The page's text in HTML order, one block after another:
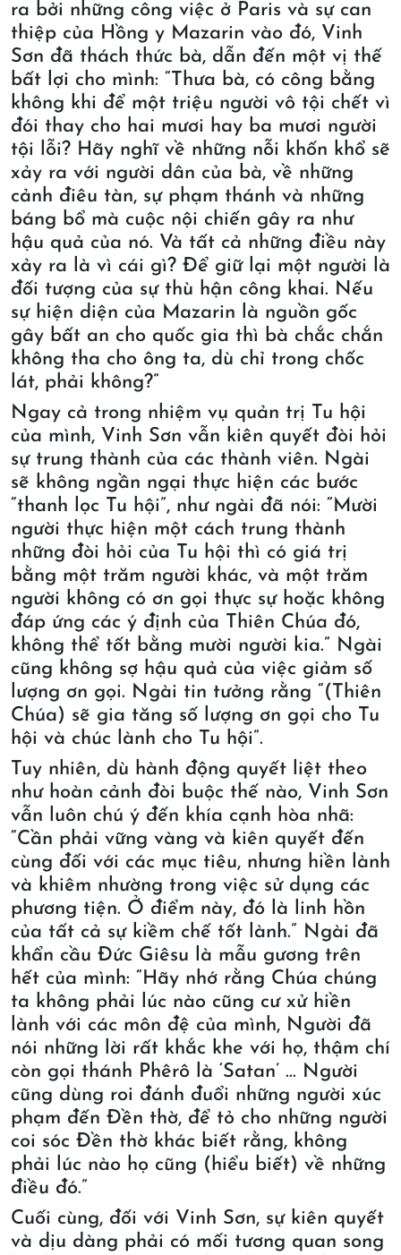
ra bởi những công việc ở Paris và sự can
thiệp của Hồng y Mazarin vào đó, Vinh
Sơn đã thách thức bà, dẫn đến một vị thế
bất lợi cho mình: “Thưa bà, có công bằng
không khi để một triệu người vô tội chết vì
đói thay cho hai mươi hay ba mươi người
tội lỗi? Hãy nghĩ về những nỗi khốn khổ sẽ
xảy ra với người dân của bà, về những
cảnh điêu tàn, sự phạm thánh và những
báng bổ mà cuộc nội chiến gây ra như
hậu quả của nó. Và tất cả những điều này
xảy ra là vì cái gì? Để giữ lại một người là
đối tượng của sự thù hận công khai. Nếu
sự hiện diện của Mazarin là nguồn gốc
gây bất an cho quốc gia thì bà chắc chắn
không tha cho ông ta, dù chỉ trong chốc
lát, phải không?”
Ngay cả trong nhiệm vụ quản trị Tu hội
của mình, Vinh Sơn vẫn kiên quyết đòi hỏi
sự trung thành của các thành viên. Ngài
sẽ không ngần ngại thực hiện các bước
“thanh lọc Tu hội”, như ngài đã nói: “Mười
người thực hiện một cách trung thành
những đòi hỏi của Tu hội thì có giá trị
bằng một trăm người khác, và một trăm
người không có ơn gọi thực sự hoặc không
đáp ứng các ý định của Thiên Chúa đó,
không thể tốt bằng mười người kia.” Ngài
cũng không sợ hậu quả của việc giảm số
lượng ơn gọi. Ngài tin tưởng rằng “(Thiên
Chúa) sẽ gia tăng số lượng ơn gọi cho Tu
hội và chúc lành cho Tu hội”.
Tuy nhiên, dù hành động quyết liệt theo
như hoàn cảnh đòi buộc thế nào, Vinh Sơn
vẫn luôn chú ý đến khía cạnh hòa nhã:
“Cần phải vững vàng và kiên quyết đến
cùng đối với các mục tiêu, nhưng hiền lành
và khiêm nhường trong việc sử dụng các
phương tiện. Ở điểm này, đó là linh hồn
của tất cả sự kiềm chế tốt lành.” Ngài đã
khẩn cầu Đức Giêsu là mẫu gương trên
hết của mình: “Hãy nhớ rằng Chúa chúng
ta không phải lúc nào cũng cư xử hiền
lành với các môn đệ của mình, Người đã
nói những lời rất khắc khe với họ, thậm chí
còn gọi thánh Phêrô là ‘Satan’ … Người
cũng dùng roi đánh đuổi những người xúc
phạm đến Đền thờ, để tỏ cho những người
coi sóc Đền thờ khác biết rằng, không
phải lúc nào họ cũng (hiểu biết) về những
điều đó.”
Cuối cùng, đối với Vinh Sơn, sự kiên quyết
và dịu dàng phải có mối tương quan song